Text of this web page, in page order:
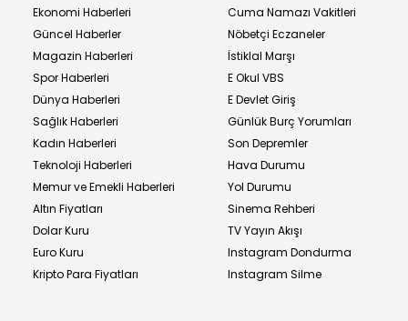
Ekonomi Haberleri
Güncel Haberler
Magazin Haberleri
Spor Haberleri
Dünya Haberleri
Sağlık Haberleri
Kadın Haberleri
Teknoloji Haberleri
Memur ve Emekli Haberleri
Altın Fiyatları
Dolar Kuru
Euro Kuru
Kripto Para Fiyatları
Cuma Namazı Vakitleri
Nöbetçi Eczaneler
İstiklal Marşı
E Okul VBS
E Devlet Giriş
Günlük Burç Yorumları
Son Depremler
Hava Durumu
Yol Durumu
Sinema Rehberi
TV Yayın Akışı
Instagram Dondurma
Instagram Silme